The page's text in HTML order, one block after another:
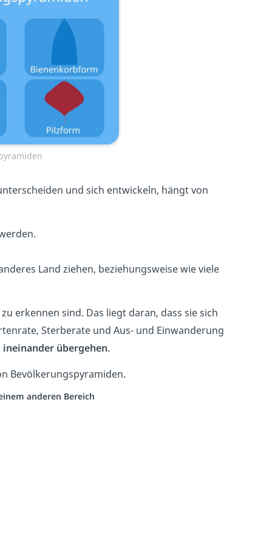
und sich entwickeln, hängt von
Land ziehen, beziehungsweise wie viele
erkennen sind. Das liegt daran, dass sie sich
Sterberate und Aus- und Einwanderung
ineinander übergehen.
Bevölkerungspyramiden.
anderen Bereich